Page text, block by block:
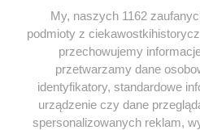
My, naszych 1162
podmioty z
przechowujemy
przetwarzamy dane
identyfikatory, standardowe
urządzenie czy dane
spersonalizowanych reklam,